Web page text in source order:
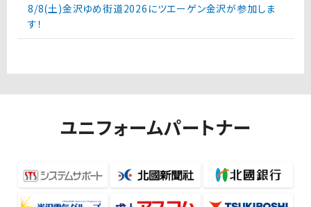
8/8(土)金沢ゆめ街道2026にツエーゲン金沢が参加しま
す！
ユニフォームパートナー